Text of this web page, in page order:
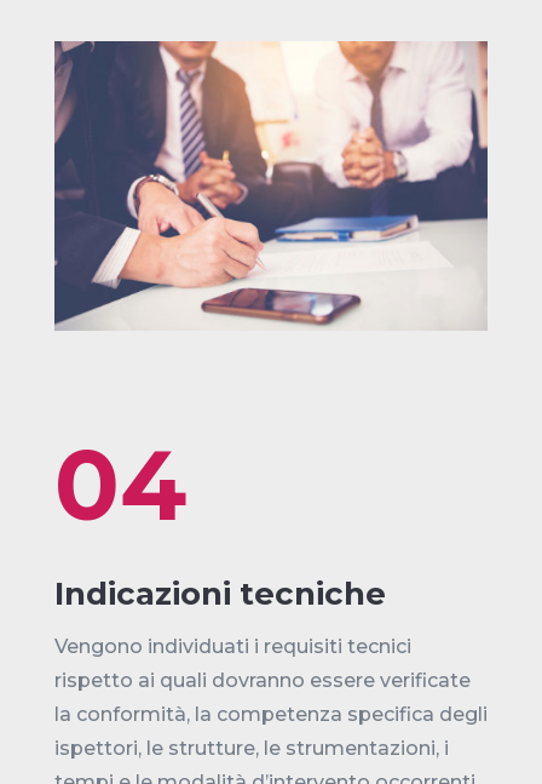
04
Indicazioni tecniche
Vengono individuati i requisiti tecnici
rispetto ai quali dovranno essere verificate
la conformità, la competenza specifica degli
ispettori, le strutture, le strumentazioni, i